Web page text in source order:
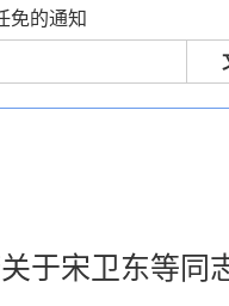
免的通知
于宋卫东等同